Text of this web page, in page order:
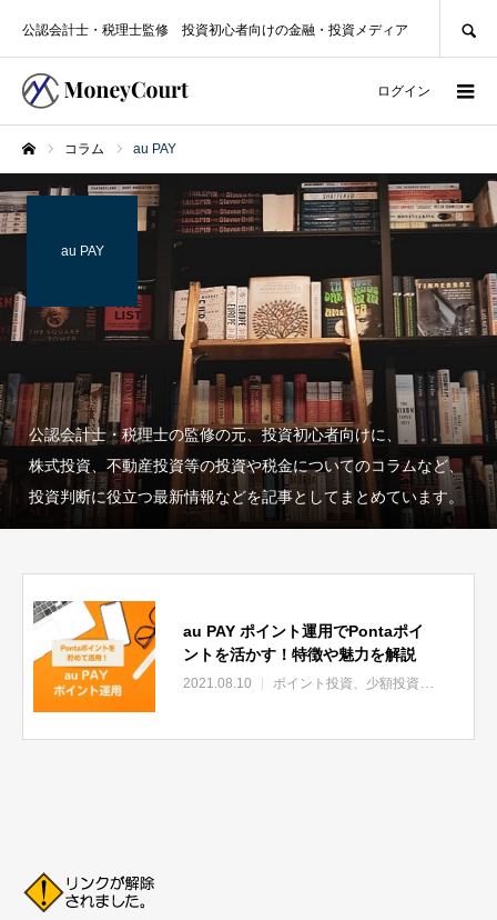
公認会計士・税理士監修 投資初心者向けの金融・投資メディア
ログイン
コラム au PAY
au PAY
公認会計士・税理士の監修の元、投資初心者向けに、
株式投資、不動産投資等の投資や税金についてのコラムなど、
投資判断に役立つ最新情報などを記事としてまとめています。
au PAY ポイント運用でPontaポイ
ントを活かす！特徴や魅力を解説
2021.08.10 ポイント投資、少額投資